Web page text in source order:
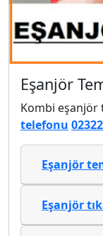
Eşanjör
Kombi eşanjör
telefonu
Eşanjör
Eşanjör